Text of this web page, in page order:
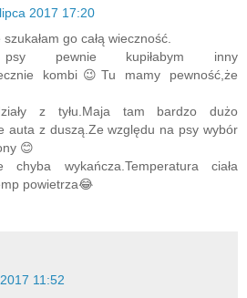
2017 17:20
go całą wieczność.
pewnie kupiłabym inny
kombi😉Tu mamy pewność,że
z tyłu.Maja tam bardzo dużo
auta z duszą.Ze względu na psy wybór
😊
wykańcza.Temperatura ciała
powietrza😂
11:52